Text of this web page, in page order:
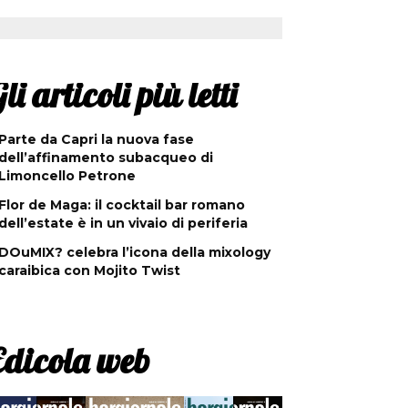
articoli più letti
da Capri la nuova fase
subacqueo di
Petrone
de Maga: il cocktail bar romano
è in un vivaio di periferia
celebra l’icona della mixology
con Mojito Twist
web